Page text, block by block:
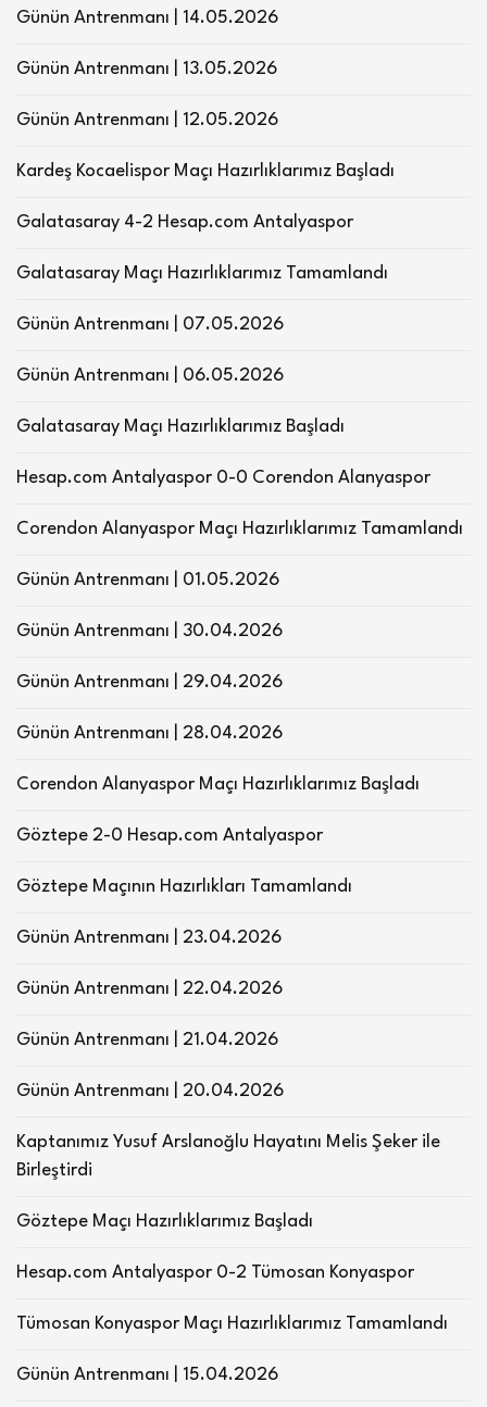
Günün Antrenmanı | 14.05.2026
Günün Antrenmanı | 13.05.2026
Günün Antrenmanı | 12.05.2026
Kardeş Kocaelispor Maçı Hazırlıklarımız Başladı
Galatasaray 4-2 Hesap.com Antalyaspor
Galatasaray Maçı Hazırlıklarımız Tamamlandı
Günün Antrenmanı | 07.05.2026
Günün Antrenmanı | 06.05.2026
Galatasaray Maçı Hazırlıklarımız Başladı
Hesap.com Antalyaspor 0-0 Corendon Alanyaspor
Corendon Alanyaspor Maçı Hazırlıklarımız Tamamlandı
Günün Antrenmanı | 01.05.2026
Günün Antrenmanı | 30.04.2026
Günün Antrenmanı | 29.04.2026
Günün Antrenmanı | 28.04.2026
Corendon Alanyaspor Maçı Hazırlıklarımız Başladı
Göztepe 2-0 Hesap.com Antalyaspor
Göztepe Maçının Hazırlıkları Tamamlandı
Günün Antrenmanı | 23.04.2026
Günün Antrenmanı | 22.04.2026
Günün Antrenmanı | 21.04.2026
Günün Antrenmanı | 20.04.2026
Kaptanımız Yusuf Arslanoğlu Hayatını Melis Şeker ile
Birleştirdi
Göztepe Maçı Hazırlıklarımız Başladı
Hesap.com Antalyaspor 0-2 Tümosan Konyaspor
Tümosan Konyaspor Maçı Hazırlıklarımız Tamamlandı
Günün Antrenmanı | 15.04.2026